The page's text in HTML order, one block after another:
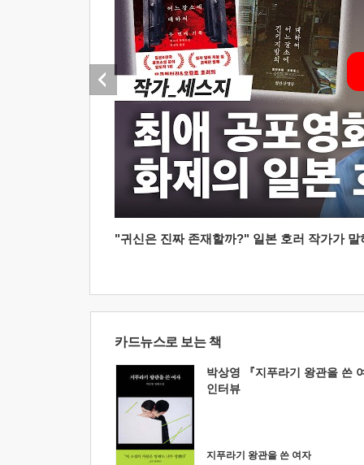
"귀신은 진짜 존재할까?" 일본 호러 작가가
카드뉴스로 보는 책
박상영 『지푸라기 왕관을 쓴
인터뷰
지푸라기 왕관을 쓴 여자